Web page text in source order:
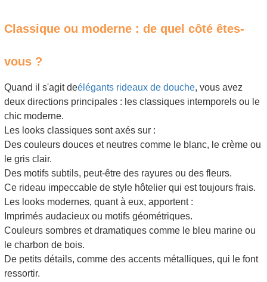
Classique ou moderne : de quel côté êtes-
vous ?
Quand il s'agit deélégants rideaux de douche, vous avez
deux directions principales : les classiques intemporels ou le
chic moderne.
Les looks classiques sont axés sur :
Des couleurs douces et neutres comme le blanc, le crème ou
le gris clair.
Des motifs subtils, peut-être des rayures ou des fleurs.
Ce rideau impeccable de style hôtelier qui est toujours frais.
Les looks modernes, quant à eux, apportent :
Imprimés audacieux ou motifs géométriques.
Couleurs sombres et dramatiques comme le bleu marine ou
le charbon de bois.
De petits détails, comme des accents métalliques, qui le font
ressortir.